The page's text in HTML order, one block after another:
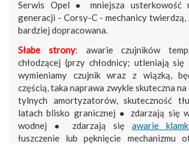
Serwis Opel ● mniejsza usterkowość
generacji - Corsy-C - mechanicy
bardziej dopracowana.
Słabe strony: awarie czujników
chłodzącej (przy chłodnicy; utleniają
wymieniamy czujnik wraz z wiązką,
częścią, taka naprawa zwykle skuteczna
tylnych amortyzatorów, skuteczność
latach blisko granicznej ● zdarzają się
wodnej ● zdarzają się awarie
łuszczenie lub pęknięcie mechanizmu